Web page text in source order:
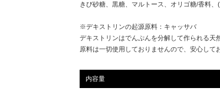
きび砂糖、黒糖、マルトース、オリゴ糖/香料
※デキストリンの起源原料：キャッサバ
デキストリンはでんぷんを分解して作られる天
原料は一切使用しておりませんので、安心して
内容量